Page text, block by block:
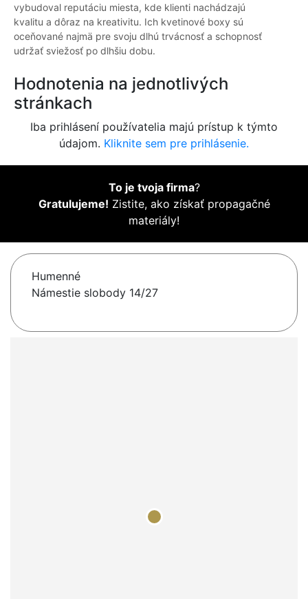
vybudoval reputáciu miesta, kde klienti nachádzajú
kvalitu a dôraz na kreativitu. Ich kvetinové boxy sú
oceňované najmä pre svoju dlhú trvácnosť a schopnosť
udržať sviežosť po dlhšiu dobu.
Hodnotenia na jednotlivých
stránkach
Iba prihlásení používatelia majú prístup k týmto
údajom. Kliknite sem pre prihlásenie.
To je tvoja firma?
Gratulujeme! Zistite, ako získať propagačné
materiály!
Humenné
Námestie slobody 14/27